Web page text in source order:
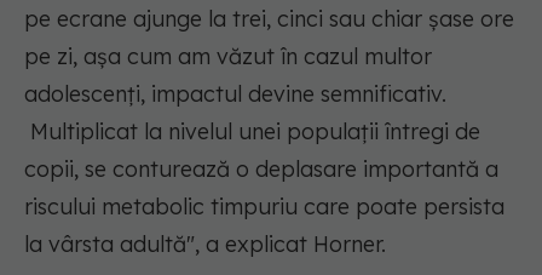
pe ecrane ajunge la trei, cinci sau chiar șase ore
pe zi, așa cum am văzut în cazul multor
adolescenți, impactul devine semnificativ.
Multiplicat la nivelul unei populații întregi de
copii, se conturează o deplasare importantă a
riscului metabolic timpuriu care poate persista
la vârsta adultă", a explicat Horner.